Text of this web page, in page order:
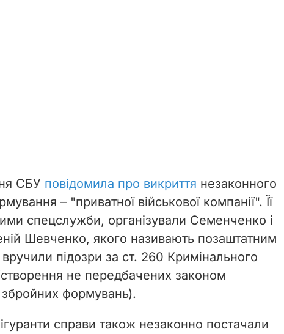
СБУ повідомила про викриття незаконного
– "приватної військової компанії". Її
спецслужби, організували Семенченко і
Шевченко, якого називають позаштатним
підозри за ст. 260 Кримінального
не передбачених законом
збройних формувань).
справи також незаконно постачали